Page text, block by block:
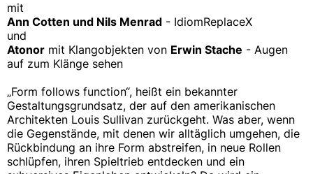
mit
Ann Cotten und Nils Menrad - IdiomReplaceX
und
Atonor mit Klangobjekten von Erwin Stache - Augen
auf zum Klänge sehen
„Form follows function“, heißt ein bekannter
Gestaltungsgrundsatz, der auf den amerikanischen
Architekten Louis Sullivan zurückgeht. Was aber, wenn
die Gegenstände, mit denen wir alltäglich umgehen, die
Rückbindung an ihre Form abstreifen, in neue Rollen
schlüpfen, ihren Spieltrieb entdecken und ein